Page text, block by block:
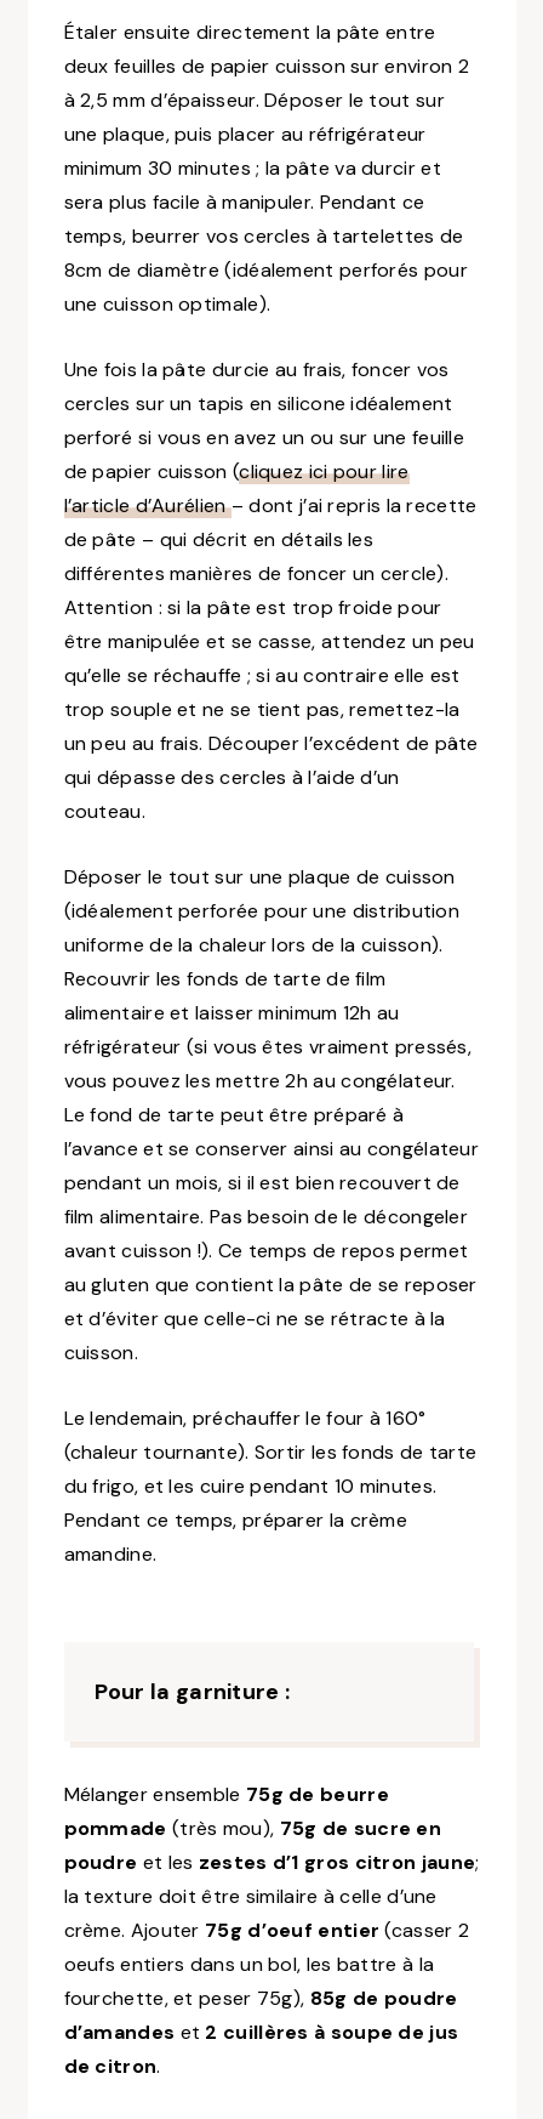
Étaler ensuite directement la pâte entre
deux feuilles de papier cuisson sur environ 2
à 2,5 mm d’épaisseur. Déposer le tout sur
une plaque, puis placer au réfrigérateur
minimum 30 minutes ; la pâte va durcir et
sera plus facile à manipuler. Pendant ce
temps, beurrer vos cercles à tartelettes de
8cm de diamètre (idéalement perforés pour
une cuisson optimale).
Une fois la pâte durcie au frais, foncer vos
cercles sur un tapis en silicone idéalement
perforé si vous en avez un ou sur une feuille
de papier cuisson (cliquez ici pour lire
l’article d’Aurélien– dont j’ai repris la recette
de pâte – qui décrit en détails les
différentes manières de foncer un cercle).
Attention : si la pâte est trop froide pour
être manipulée et se casse, attendez un peu
qu’elle se réchauffe ; si au contraire elle est
trop souple et ne se tient pas, remettez-la
un peu au frais. Découper l’excédent de pâte
qui dépasse des cercles à l’aide d’un
couteau.
Déposer le tout sur une plaque de cuisson
(idéalement perforée pour une distribution
uniforme de la chaleur lors de la cuisson).
Recouvrir les fonds de tarte de film
alimentaire et laisser minimum 12h au
réfrigérateur (si vous êtes vraiment pressés,
vous pouvez les mettre 2h au congélateur.
Le fond de tarte peut être préparé à
l’avance et se conserver ainsi au congélateur
pendant un mois, si il est bien recouvert de
film alimentaire. Pas besoin de le décongeler
avant cuisson !). Ce temps de repos permet
au gluten que contient la pâte de se reposer
et d’éviter que celle-ci ne se rétracte à la
cuisson.
Le lendemain, préchauffer le four à 160°
(chaleur tournante). Sortir les fonds de tarte
du frigo, et les cuire pendant 10 minutes.
Pendant ce temps, préparer la crème
amandine.
Pour la garniture :
Mélanger ensemble 75g de beurre
pommade (très mou), 75g de sucre en
poudre et les zestes d’1 gros citron jaune;
la texture doit être similaire à celle d’une
crème. Ajouter 75g d’oeuf entier (casser 2
oeufs entiers dans un bol, les battre à la
fourchette, et peser 75g), 85g de poudre
d’amandes et 2 cuillères à soupe de jus
de citron.